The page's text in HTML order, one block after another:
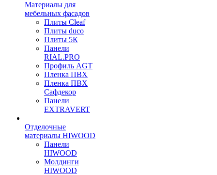
Материалы для
мебельных фасадов
Плиты Cleaf
Плиты duco
Плиты 5К
Панели
RIAL.PRO
Профиль AGT
Пленка ПВХ
Пленка ПВХ
Сафдекор
Панели
EXTRAVERT
Отделочные
материалы HIWOOD
Панели
HIWOOD
Молдинги
HIWOOD